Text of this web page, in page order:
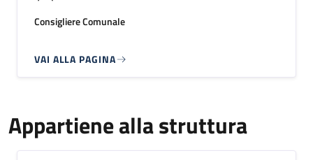
Consigliere Comunale
VAI ALLA PAGINA
Appartiene alla struttura